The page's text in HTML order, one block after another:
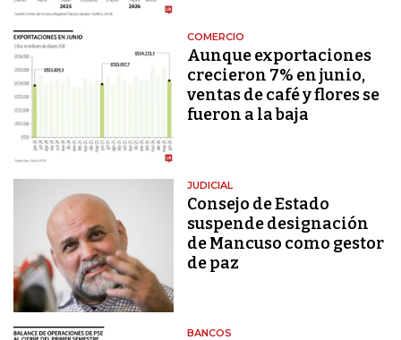
COMERCIO
Aunque exportaciones
crecieron 7% en junio,
ventas de café y flores se
fueron a la baja
JUDICIAL
Consejo de Estado
suspende designación
de Mancuso como gestor
de paz
BANCOS